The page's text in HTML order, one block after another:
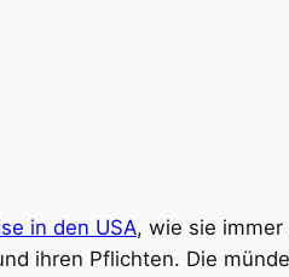
in den USA, wie sie
ihren Pflichten. Die